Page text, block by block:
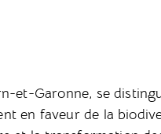
et-Garonne, se
en faveur de la